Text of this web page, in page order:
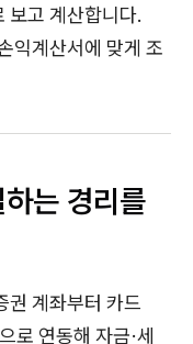
보고 계산합니다.
익계산서에 맞게 조
는 경리를
권 계좌부터 카드
로 연동해 자금·세